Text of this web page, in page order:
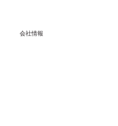
会社情報